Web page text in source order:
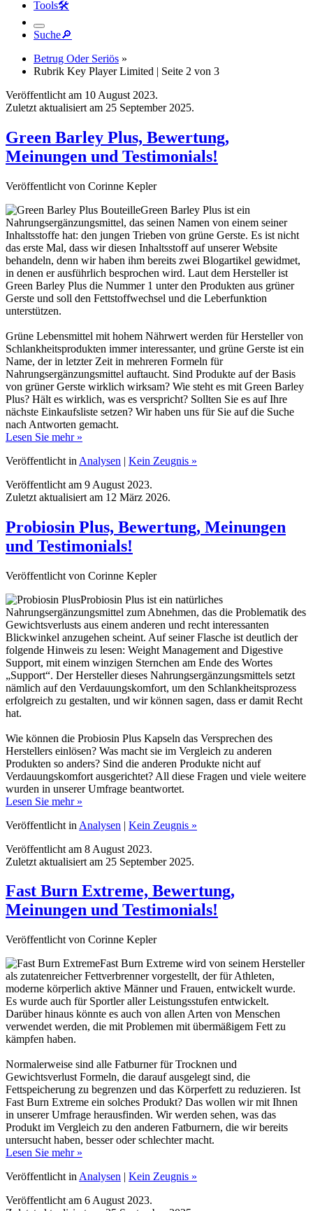
Suche🔎︎
Betrug Oder Seriös
Veröffentlicht am 10 August 2023.
Green Barley Plus, Bewertung,
Meinungen und Testimonials!
Veröffentlicht von Corinne Kepler
Green Barley Plus ist ein
Inhaltsstoffe hat: den jungen Trieben von grüne Gerste. Es ist nicht
das erste Mal, dass wir diesen Inhaltsstoff auf unserer Website
behandeln, denn wir haben ihm bereits zwei Blogartikel gewidmet,
in denen er ausführlich besprochen wird. Laut dem Hersteller ist
Green Barley Plus die Nummer 1 unter den Produkten aus grüner
Gerste und soll den Fettstoffwechsel und die Leberfunktion
unterstützen.
Grüne Lebensmittel mit hohem Nährwert werden für Hersteller von
Name, der in letzter Zeit in mehreren Formeln für
Nahrungsergänzungsmittel auftaucht. Sind Produkte auf der Basis
von grüner Gerste wirklich wirksam? Wie steht es mit Green Barley
Plus? Hält es wirklich, was es verspricht? Sollten Sie es auf Ihre
nächste Einkaufsliste setzen? Wir haben uns für Sie auf die Suche
nach Antworten gemacht.
Lesen Sie mehr »
Veröffentlicht inAnalysen
Veröffentlicht am 9 August 2023.
Probiosin Plus, Bewertung, Meinungen
und Testimonials!
Veröffentlicht von Corinne Kepler
Probiosin Plus ist ein natürliches
Gewichtsverlusts aus einem anderen und recht interessanten
Blickwinkel anzugehen scheint. Auf seiner Flasche ist deutlich der
folgende Hinweis zu lesen: Weight Management and Digestive
Support, mit einem winzigen Sternchen am Ende des Wortes
„Support“. Der Hersteller dieses Nahrungsergänzungsmittels setzt
nämlich auf den Verdauungskomfort, um den Schlankheitsprozess
erfolgreich zu gestalten, und wir können sagen, dass er damit Recht
hat.
Wie können die Probiosin Plus Kapseln das Versprechen des
Produkten so anders? Sind die anderen Produkte nicht auf
Verdauungskomfort ausgerichtet? All diese Fragen und viele weitere
wurden in unserer Umfrage beantwortet.
Lesen Sie mehr »
Veröffentlicht inAnalysen
Veröffentlicht am 8 August 2023.
Fast Burn Extreme, Bewertung,
Meinungen und Testimonials!
Veröffentlicht von Corinne Kepler
Fast Burn Extreme wird von seinem Hersteller
moderne körperlich aktive Männer und Frauen, entwickelt wurde.
Es wurde auch für Sportler aller Leistungsstufen entwickelt.
Darüber hinaus könnte es auch von allen Arten von Menschen
verwendet werden, die mit Problemen mit übermäßigem Fett zu
kämpfen haben.
Normalerweise sind alle Fatburner für Trocknen und
Fettspeicherung zu begrenzen und das Körperfett zu reduzieren. Ist
Fast Burn Extreme ein solches Produkt? Das wollen wir mit Ihnen
in unserer Umfrage herausfinden. Wir werden sehen, was das
Produkt im Vergleich zu den anderen Fatburnern, die wir bereits
untersucht haben, besser oder schlechter macht.
Lesen Sie mehr »
Veröffentlicht inAnalysen
Veröffentlicht am 6 August 2023.